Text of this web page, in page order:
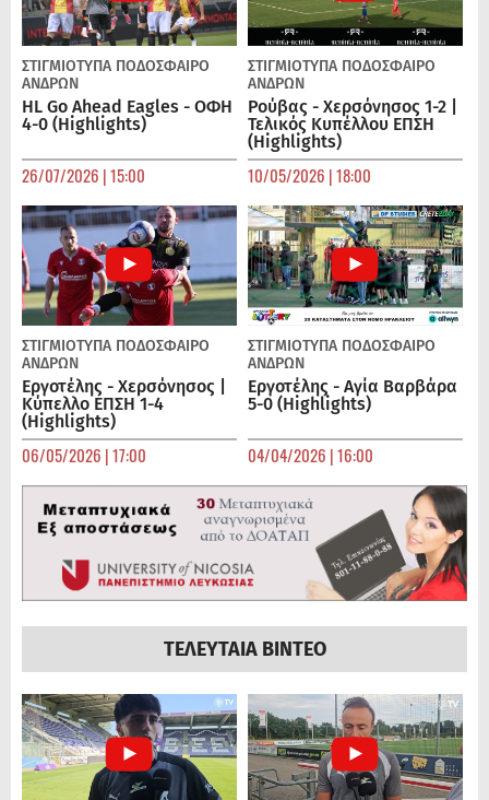
ΣΤΙΓΜΙΟΤΥΠΑ ΠΟΔΌΣΦΑΙΡΟ
ΑΝΔΡΏΝ
HL Go Ahead Eagles - ΟΦΗ
4-0 (Highlights)
26/07/2026 | 15:00
ΣΤΙΓΜΙΟΤΥΠΑ ΠΟΔΌΣΦΑΙΡΟ
ΑΝΔΡΏΝ
Ρούβας - Χερσόνησος 1-2 |
Τελικός Κυπέλλου ΕΠΣΗ
(Highlights)
10/05/2026 | 18:00
ΣΤΙΓΜΙΟΤΥΠΑ ΠΟΔΌΣΦΑΙΡΟ
ΑΝΔΡΏΝ
Εργοτέλης - Χερσόνησος |
Κύπελλο ΕΠΣΗ 1-4
(Highlights)
06/05/2026 | 17:00
ΣΤΙΓΜΙΟΤΥΠΑ ΠΟΔΌΣΦΑΙΡΟ
ΑΝΔΡΏΝ
Εργοτέλης - Αγία Βαρβάρα
5-0 (Highlights)
04/04/2026 | 16:00
ΤΕΛΕΥΤΑΙΑ ΒΙΝΤΕΟ